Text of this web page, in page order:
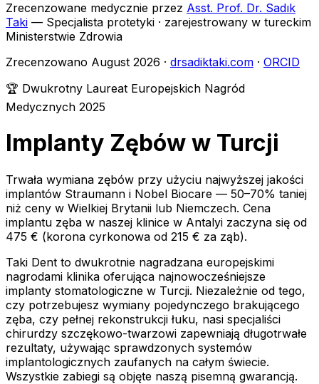
Zrecenzowane medycznie przez Asst. Prof. Dr. Sadık
Taki — Specjalista protetyki · zarejestrowany w tureckim
Ministerstwie Zdrowia
Zrecenzowano August 2026 · drsadiktaki.com · ORCID
🏆 Dwukrotny Laureat Europejskich Nagród
Medycznych 2025
Implanty Zębów w Turcji
Trwała wymiana zębów przy użyciu najwyższej jakości
implantów Straumann i Nobel Biocare — 50–70% taniej
niż ceny w Wielkiej Brytanii lub Niemczech. Cena
implantu zęba w naszej klinice w Antalyi zaczyna się od
475 € (korona cyrkonowa od 215 € za ząb).
Taki Dent to dwukrotnie nagradzana europejskimi
nagrodami klinika oferująca najnowocześniejsze
implanty stomatologiczne w Turcji. Niezależnie od tego,
czy potrzebujesz wymiany pojedynczego brakującego
zęba, czy pełnej rekonstrukcji łuku, nasi specjaliści
chirurdzy szczękowo-twarzowi zapewniają długotrwałe
rezultaty, używając sprawdzonych systemów
implantologicznych zaufanych na całym świecie.
Wszystkie zabiegi są objęte naszą pisemną gwarancją.